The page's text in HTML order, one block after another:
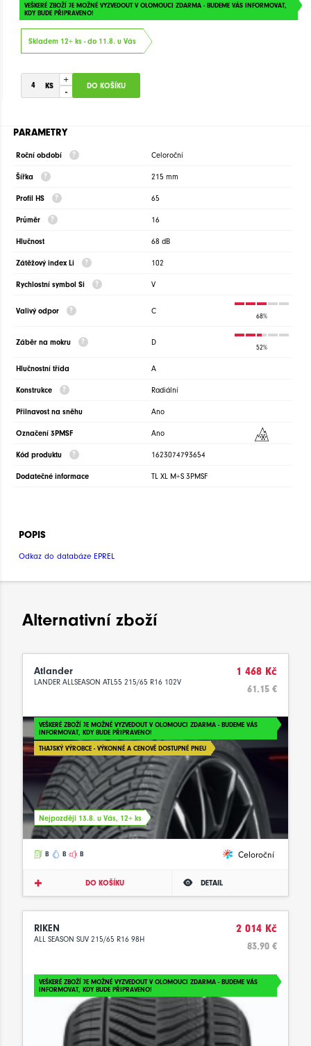
VEŠKERÉ ZBOŽÍ JE MOŽNÉ VYZVEDOUT V OLOMOUCI ZDARMA - BUDEME VÁS INFORMOVAT,
KDY BUDE PŘIPRAVENO!
Skladem 12+ ks - do 11.8. u Vás
+
-
PARAMETRY
Roční období Celoroční
Šířka 215 mm
Profil HS 65
Průměr 16
Hlučnost 68 dB
Zátěžový index Li 102
Rychlostní symbol Si V
Valivý odpor C
68%
Záběr na mokru D
52%
Hlučnostní třída A
Konstrukce Radiální
Přilnavost na sněhu Ano
Označení 3PMSF Ano
Kód produktu 1623074793654
Dodatečné informace TL XL M+S 3PMSF
POPIS
Odkaz do databáze EPREL
Alternativní zboží
Atlander
LANDER ALLSEASON ATL55 215/65 R16 102V
1 468 Kč
61.15 €
VEŠKERÉ ZBOŽÍ JE MOŽNÉ VYZVEDOUT V OLOMOUCI ZDARMA - BUDEME VÁS
INFORMOVAT, KDY BUDE PŘIPRAVENO!
THAJSKÝ VÝROBCE - VÝKONNÉ A CENOVĚ DOSTUPNÉ PNEU
Nejpozději 13.8. u Vás, 12+ ks
B B B Celoroční
DO KOŠÍKU DETAIL
RIKEN
ALL SEASON SUV 215/65 R16 98H
2 014 Kč
83.90 €
VEŠKERÉ ZBOŽÍ JE MOŽNÉ VYZVEDOUT V OLOMOUCI ZDARMA - BUDEME VÁS
INFORMOVAT, KDY BUDE PŘIPRAVENO!